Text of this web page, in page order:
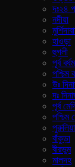
দঃ২৪
নদীয়া
হাওড়া
হুগলী
পূর্ব
পশ্চিম
উঃ
দঃ
পূর্ব
পশ্চিম
পুরুলিয়া
বাঁকুড়া
বীরভুম
মালদহ